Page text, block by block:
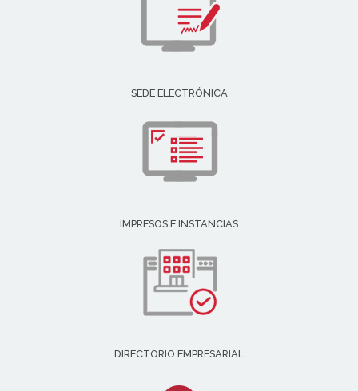
SEDE ELECTRÓNICA
IMPRESOS E INSTANCIAS
DIRECTORIO EMPRESARIAL